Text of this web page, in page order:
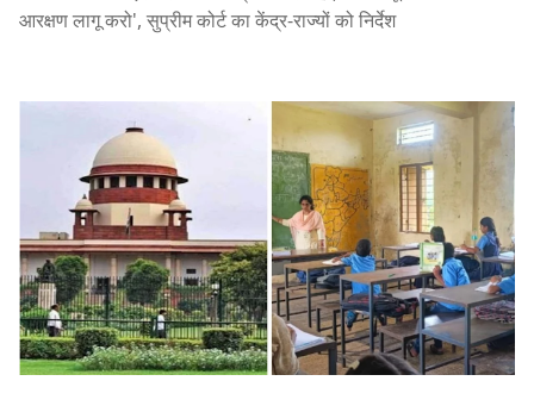
आरक्षण लागू करो', सुप्रीम कोर्ट का केंद्र-राज्यों को निर्देश